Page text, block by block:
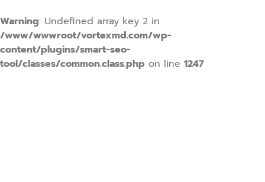
Warning: Undefined array key 2 in
/www/wwwroot/vortexmd.com/wp-
content/plugins/smart-seo-
tool/classes/common.class.php on line 1247